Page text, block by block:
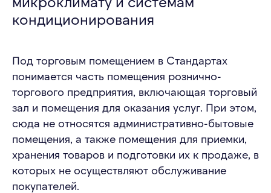
кондиционирования
Под торговым помещением в Стандартах
понимается часть помещения рознично-
торгового предприятия, включающая торговый
зал и помещения для оказания услуг. При этом,
сюда не относятся административно-бытовые
помещения, а также помещения для приемки,
хранения товаров и подготовки их к продаже, в
которых не осуществляют обслуживание
покупателей.